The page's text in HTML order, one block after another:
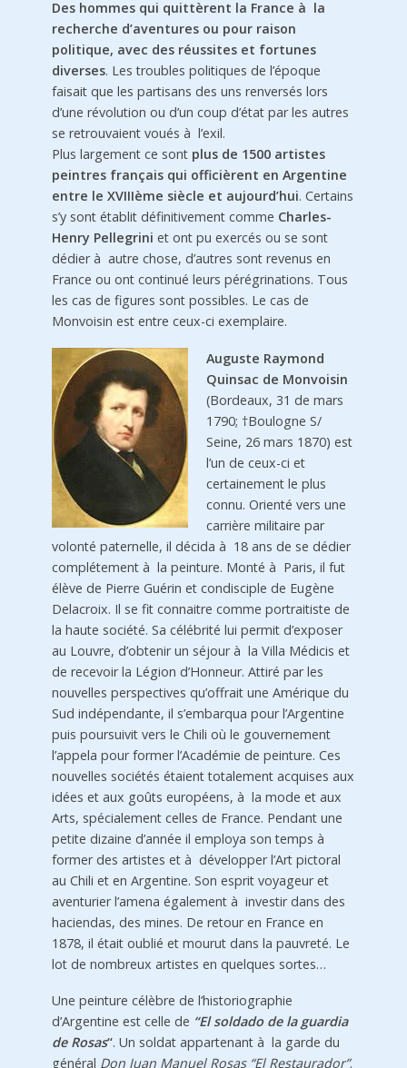
Des hommes qui quittèrent la France à la
recherche d’aventures ou pour raison
politique, avec des réussites et fortunes
diverses. Les troubles politiques de l’époque
faisait que les partisans des uns renversés lors
d’une révolution ou d’un coup d’état par les autres
se retrouvaient voués à l’exil.
Plus largement ce sont plus de 1500 artistes
peintres français qui officièrent en Argentine
entre le XVIIIème siècle et aujourd’hui. Certains
s’y sont établit définitivement comme Charles-
Henry Pellegrini et ont pu exercés ou se sont
dédier à autre chose, d’autres sont revenus en
France ou ont continué leurs pérégrinations. Tous
les cas de figures sont possibles. Le cas de
Monvoisin est entre ceux-ci exemplaire.
Auguste Raymond
Quinsac de Monvoisin
(Bordeaux, 31 de mars
1790; †Boulogne S/
Seine, 26 mars 1870) est
l’un de ceux-ci et
certainement le plus
connu. Orienté vers une
carrière militaire par
volonté paternelle, il décida à 18 ans de se dédier
complétement à la peinture. Monté à Paris, il fut
élève de Pierre Guérin et condisciple de Eugène
Delacroix. Il se fit connaitre comme portraitiste de
la haute société. Sa célébrité lui permit d’exposer
au Louvre, d’obtenir un séjour à la Villa Médicis et
de recevoir la Légion d’Honneur. Attiré par les
nouvelles perspectives qu’offrait une Amérique du
Sud indépendante, il s’embarqua pour l’Argentine
puis poursuivit vers le Chili où le gouvernement
l’appela pour former l’Académie de peinture. Ces
nouvelles sociétés étaient totalement acquises aux
idées et aux goûts européens, à la mode et aux
Arts, spécialement celles de France. Pendant une
petite dizaine d’année il employa son temps à
former des artistes et à développer l’Art pictoral
au Chili et en Argentine. Son esprit voyageur et
aventurier l’amena également à investir dans des
haciendas, des mines. De retour en France en
1878, il était oublié et mourut dans la pauvreté. Le
lot de nombreux artistes en quelques sortes…
Une peinture célèbre de l’historiographie
d’Argentine est celle de “El soldado de la guardia
de Rosas“. Un soldat appartenant à la garde du
général Don Juan Manuel Rosas “El Restaurador”.